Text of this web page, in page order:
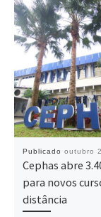
Publicado outubro
Cephas abre
para novos
distância